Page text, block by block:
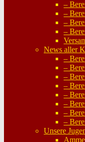
–
–
–
–
News aller
–
–
–
–
–
–
–
–
Unsere